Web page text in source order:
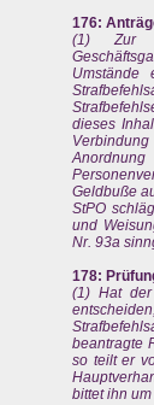
176:
(1) Zur
Umstände
dieses
Geldbuße
StPO
und
Nr. 93a
178:
(1) Hat der
beantragte
so teilt er
bittet ihn